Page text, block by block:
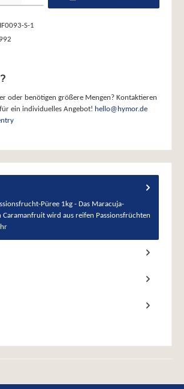
S-1
oder benötigen größere Mengen? Kontaktieren
ein individuelles Angebot! hello@hymor.de
Püree 1kg - Das Maracuja-
wird aus reifen Passionsfrüchten